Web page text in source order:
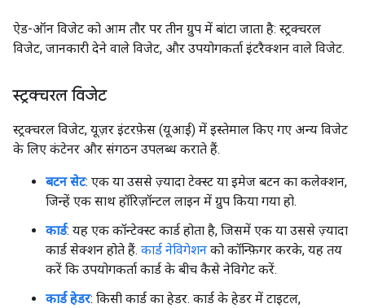
ऐड-ऑन विजेट को आम तौर पर तीन ग्रुप में बांटा जाता है: स्ट्रक्चरल
विजेट, जानकारी देने वाले विजेट, और उपयोगकर्ता इंटरैक्शन वाले विजेट.
स्ट्रक्चरल विजेट
स्ट्रक्चरल विजेट, यूज़र इंटरफ़ेस (यूआई) में इस्तेमाल किए गए अन्य विजेट
के लिए कंटेनर और संगठन उपलब्ध कराते हैं.
बटन सेट: एक या उससे ज़्यादा टेक्स्ट या इमेज बटन का कलेक्शन,
जिन्हें एक साथ हॉरिज़ॉन्टल लाइन में ग्रुप किया गया हो.
कार्ड: यह एक कॉन्टेक्स्ट कार्ड होता है, जिसमें एक या उससे ज़्यादा
कार्ड सेक्शन होते हैं. कार्ड नेविगेशन को कॉन्फ़िगर करके, यह तय
करें कि उपयोगकर्ता कार्ड के बीच कैसे नेविगेट करें.
कार्ड हेडर: किसी कार्ड का हेडर. कार्ड के हेडर में टाइटल,